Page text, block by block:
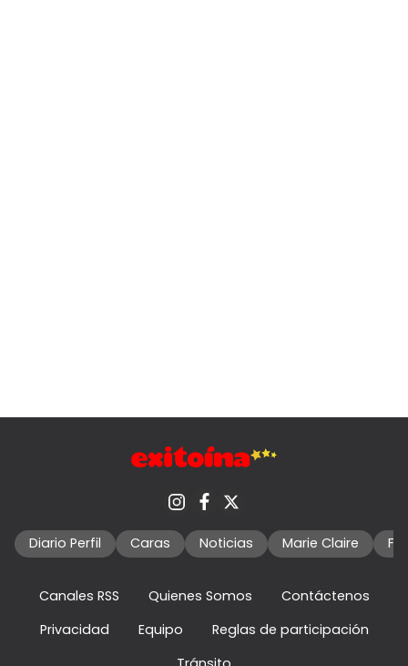
Diario Perfil Caras Noticias Marie Claire
Canales RSS Quienes Somos
Contáctenos
Privacidad
Equipo
Reglas de participación